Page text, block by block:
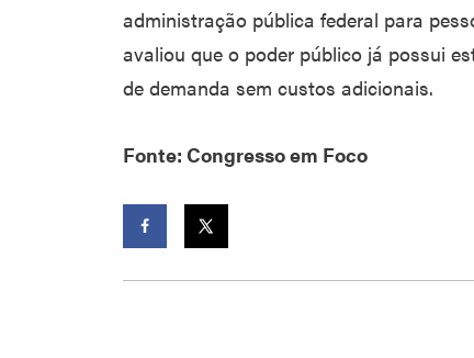
administração pública federal para
avaliou que o poder público já possui
de demanda sem custos adicionais.
Fonte: Congresso em Foco